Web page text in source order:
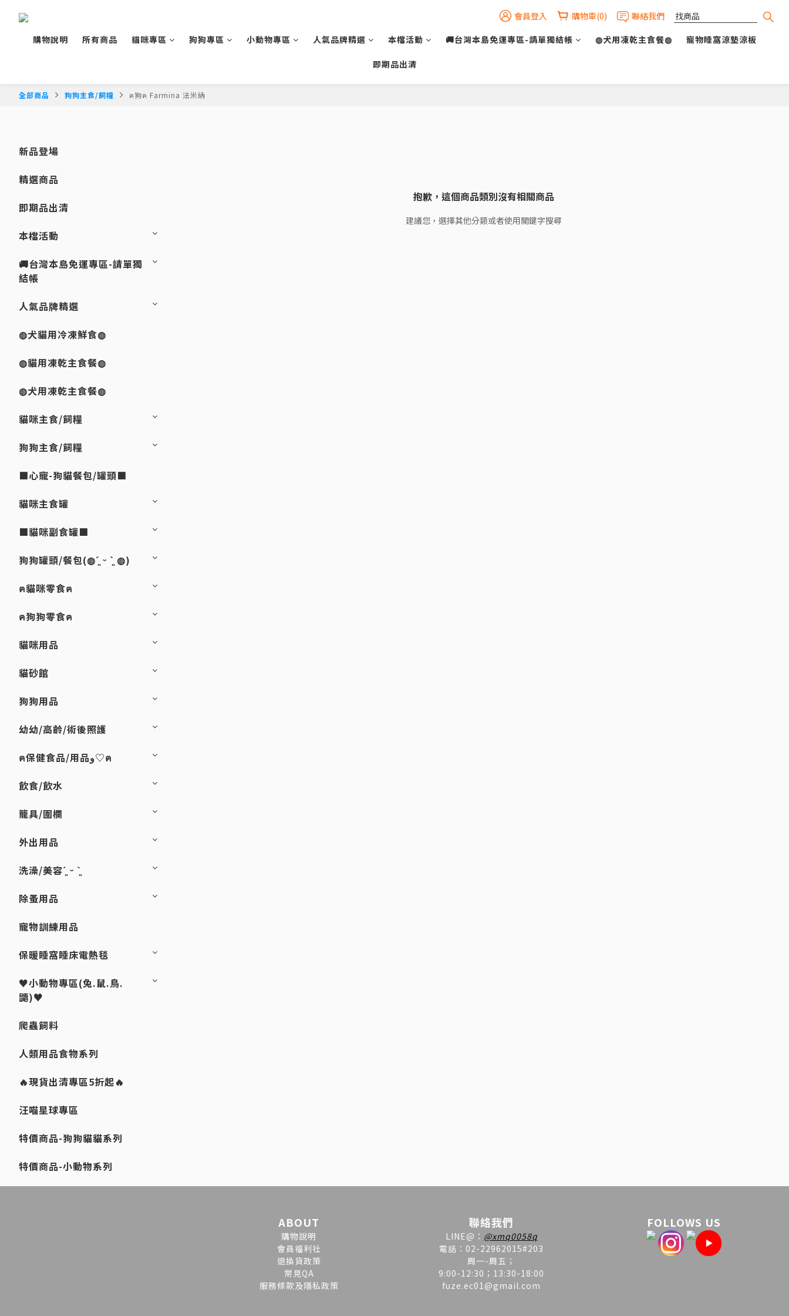
會員登入 購物車(0)
聯絡我們
購物說明
所有商品 貓咪專區 狗狗專區 小動物專區 人氣品牌精選 本檔活動 🚚台灣本島免運專區-請單獨結帳 ◍犬用凍乾主食餐◍ 寵物睡窩涼墊涼板
即期品出清
全部商品 狗狗主食/飼糧 ฅ狗ฅ Farmina 法米納
新品登場
精選商品
即期品出清
本檔活動
🚚台灣本島免運專區-請單獨
結帳
人氣品牌精選
◍犬貓用冷凍鮮食◍
◍貓用凍乾主食餐◍
◍犬用凍乾主食餐◍
貓咪主食/飼糧
狗狗主食/飼糧
■心寵-狗貓餐包/罐頭■
貓咪主食罐
■貓咪副食罐■
狗狗罐頭/餐包(◍´͈ ᵕ `͈ ◍)
ฅ貓咪零食ฅ
ฅ狗狗零食ฅ
貓咪用品
貓砂館
狗狗用品
幼幼/高齡/術後照護
ฅ保健食品/用品و♡ฅ
飲食/飲水
籠具/圍欄
外出用品
洗澡/美容´͈ ᵕ `͈
除蚤用品
寵物訓練用品
保暖睡窩睡床電熱毯
♥小動物專區(兔.鼠.鳥.
鼯)♥
爬蟲飼料
人類用品食物系列
🔥現貨出清專區5折起🔥
汪喵星球專區
特價商品-狗狗貓貓系列
特價商品-小動物系列
抱歉，這個商品類別沒有相關商品
建議您，選擇其他分類或者使用關鍵字搜尋
ABOUT
購物說明
會員福利社
退換貨政策
常見QA
服務條款及隱私政策
聯絡我們
LINE@ ： @xmq0058q
電話：02-22962015#203
周一-周五；
9:00-12:30；13:30-18:00
fuze.ec01@gmail.com
FOLLOWS US